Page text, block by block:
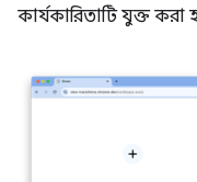
কার্যকারিতাটি যুক্ত করা